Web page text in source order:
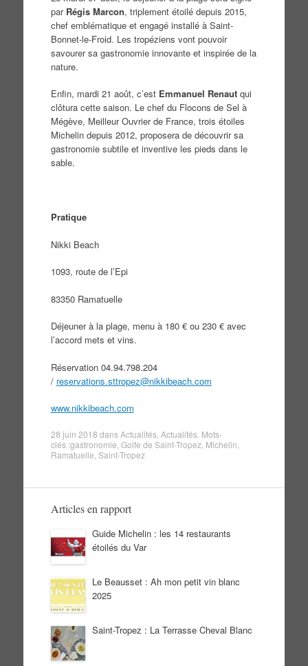
par Régis Marcon, triplement étoilé depuis 2015,
chef emblématique et engagé installé à Saint-
Bonnet-le-Froid. Les tropéziens vont pouvoir
savourer sa gastronomie innovante et inspirée de la
nature.
Enfin, mardi 21 août, c’est Emmanuel Renautqui
clôtura cette saison. Le chef du Flocons de Sel à
Mégève, Meilleur Ouvrier de France, trois étoiles
Michelin depuis 2012, proposera de découvrir sa
gastronomie subtile et inventive les pieds dans le
sable.
Pratique
Nikki Beach
1093, route de l’Epi
83350 Ramatuelle
Déjeuner à la plage, menu à 180 € ou 230 € avec
l’accord mets et vins.
Réservation 04.94.798.204
/ reservations.sttropez@nikkibeach.com
www.nikkibeach.com
28 juin 2018 dansActualités, Actualités. Mots-
clés :gastronomie Golfe de Saint-Tropez, Michelin
Ramatuelle Saint-Tropez
Articles en rapport
Guide Michelin : les 14 restaurants
étoilés du Var
Le Beausset : Ah mon petit vin blanc
2025
Saint-Tropez : La Terrasse Cheval Blanc